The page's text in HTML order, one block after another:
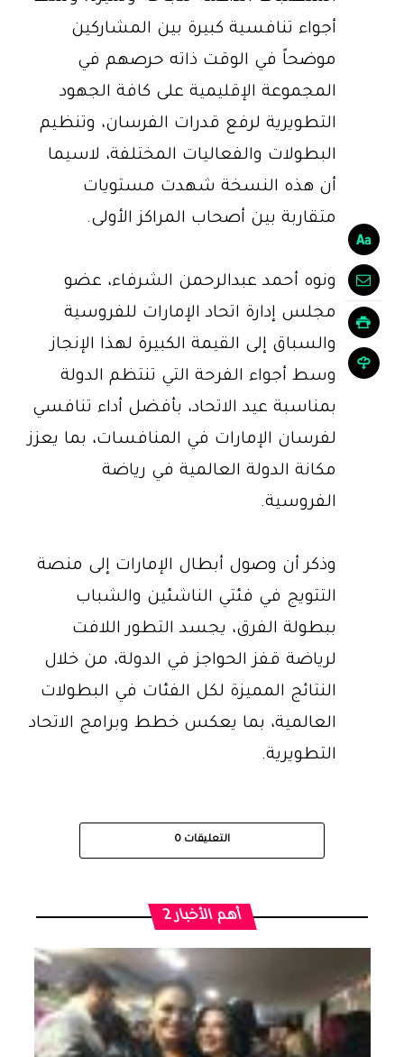
أجواء تنافسية كبيرة بين المشاركين
موضحاً في الوقت ذاته حرصهم في
المجموعة الإقليمية على كافة الجهود
التطويرية لرفع قدرات الفرسان، وتنظيم
البطولات والفعاليات المختلفة، لاسيما
أن هذه النسخة شهدت مستويات
متقاربة بين أصحاب المراكز الأولى.
ونوه أحمد عبدالرحمن الشرفاء، عضو
مجلس إدارة اتحاد الإمارات للفروسية
والسباق إلى القيمة الكبيرة لهذا الإنجاز
وسط أجواء الفرحة التي تنتظم الدولة
بمناسبة عيد الاتحاد، بأفضل أداء تنافسي
لفرسان الإمارات في المنافسات، بما يعزز
مكانة الدولة العالمية في رياضة
الفروسية.
وذكر أن وصول أبطال الإمارات إلى منصة
التتويج في فئتي الناشئين والشباب
ببطولة الفرق، يجسد التطور اللافت
لرياضة قفز الحواجز في الدولة، من خلال
النتائج المميزة لكل الفئات في البطولات
العالمية، بما يعكس خطط وبرامج الاتحاد
التطويرية.
التعليقات 0
أهم الأخبار 2